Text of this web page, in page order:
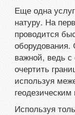
Еще одна
натуру. На
проводится
оборудования.
важной, ведь
очертить
используя
Используя